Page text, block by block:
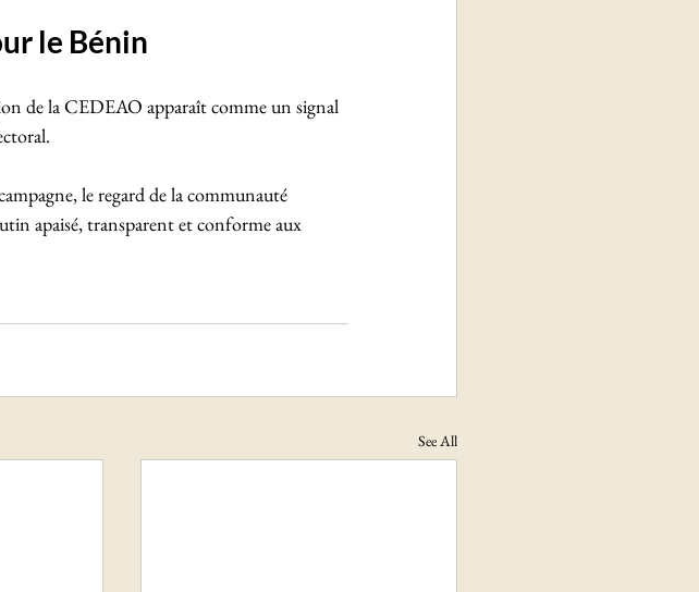
le Bénin
de la CEDEAO apparaît comme un signal
le regard de la communauté
apaisé, transparent et conforme aux
See All